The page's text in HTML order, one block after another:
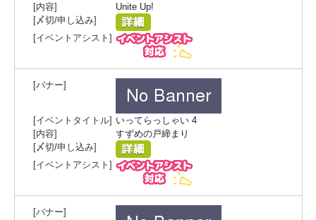
Unite Up!
いってらっしゃい 4
すずめの戸締まり